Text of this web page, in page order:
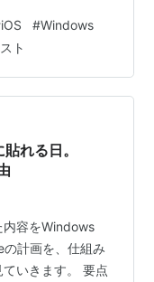
iOS #Windows
ト
れる日。
内容をWindows
計画を、仕組み
いきます。 要点